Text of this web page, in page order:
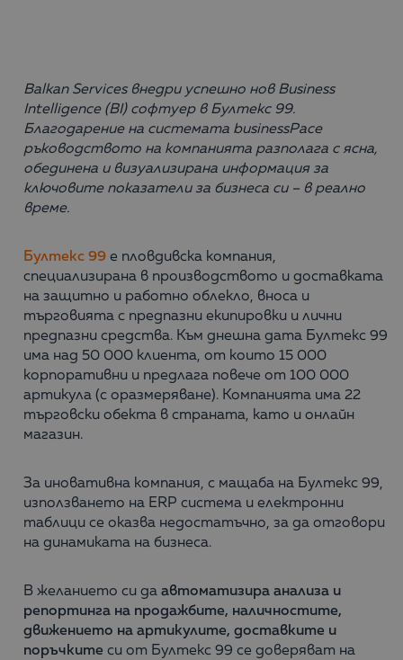
Balkan Services внедри успешно нов Business
Intelligence (BI)софтуер в Бултекс 99.
Благодарение на системата businessPace
ръководството на компанията разполага с ясна,
обединена и визуализирана информация за
ключовите показатели за бизнеса си – в реално
време.
Бултекс 99 е пловдивска компания,
специализирана в производството и доставката
на защитно и работно облекло, вноса и
търговията с предпазни екипировки и лични
предпазни средства. Към днешна дата Бултекс 99
има над 50 000 клиента, от които 15 000
корпоративни и предлага повече от 100 000
артикула (с оразмеряване). Компанията има 22
търговски обекта в страната, като и онлайн
магазин.
За иновативна компания, с мащаба на Бултекс 99,
използването на ERP система и електронни
таблици се оказва недостатъчно, за да отговори
на динамиката на бизнеса.
В желанието си да автоматизира анализа и
репортинга на продажбите, наличностите,
движението на артикулите, доставките и
поръчките си от Бултекс 99 се доверяват на